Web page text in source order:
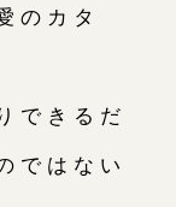
のカタ
できるだ
ではない